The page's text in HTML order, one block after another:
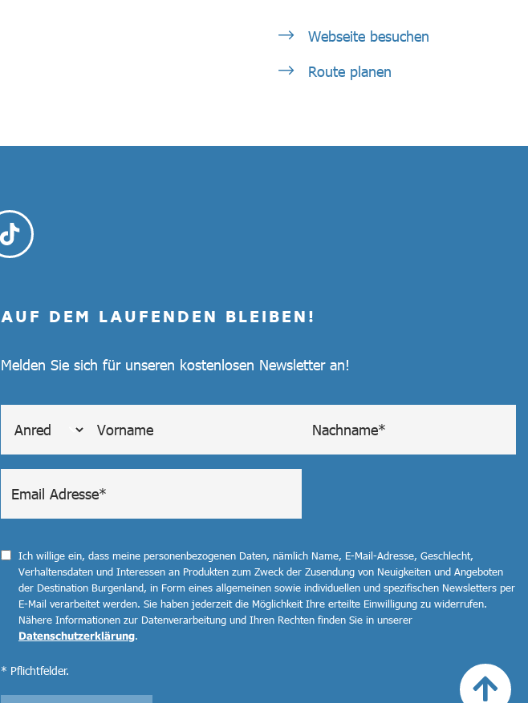
Webseite besuchen
Route planen
AUF DEM LAUFENDEN BLEIBEN!
Melden Sie sich für unseren kostenlosen Newsletter an!
Ich willige ein, dass meine personenbezogenen Daten, nämlich Name, E-Mail-Adresse, Geschlecht,
Verhaltensdaten und Interessen an Produkten zum Zweck der Zusendung von Neuigkeiten und Angeboten
der Destination Burgenland, in Form eines allgemeinen sowie individuellen und spezifischen Newsletters per
E-Mail verarbeitet werden. Sie haben jederzeit die Möglichkeit Ihre erteilte Einwilligung zu widerrufen.
Nähere Informationen zur Datenverarbeitung und Ihren Rechten finden Sie in unserer
Datenschutzerklärung.
* Pflichtfelder.